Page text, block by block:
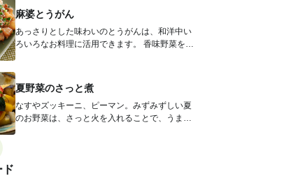
麻婆とうがん
あっさりとした味わいのとうがんは、和洋中い
ろいろなお料理に活用できます。 香味野菜を合
夏野菜のさっと煮
なすやズッキーニ、ピーマン。みずみずしい夏
のお野菜は、さっと火を入れることで、うまみ
ド